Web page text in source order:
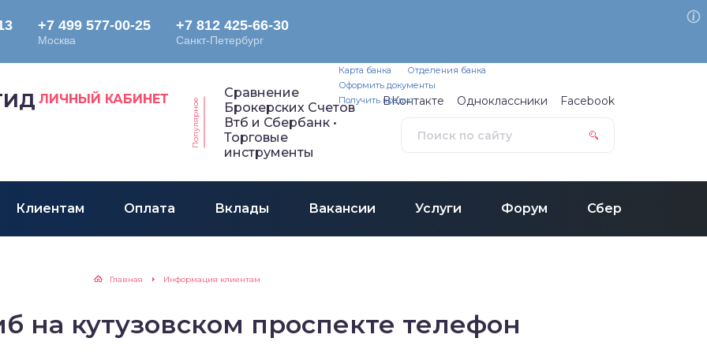
ЛИЧНЫЙ КАБИНЕТ Популярное
Сравнение
Брокерских Счетов
Втб и Сбербанк •
Торговые
инструменты
ВКонтакте Одноклассники Facebook
Клиентам Оплата Вклады Вакансии Услуги Форум Сбер
Карта банка
Отделения банка
Оформить документы
Получить кредит
Главная Информация клиентам
на кутузовском проспекте телефон